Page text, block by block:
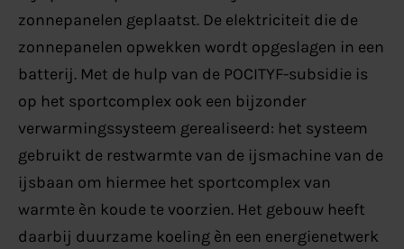
zonnepanelen geplaatst. De elektriciteit die de
zonnepanelen opwekken wordt opgeslagen in een
batterij. Met de hulp van de POCITYF-subsidie is
op het sportcomplex ook een bijzonder
verwarmingssysteem gerealiseerd: het systeem
gebruikt de restwarmte van de ijsmachine van de
ijsbaan om hiermee het sportcomplex van
warmte èn koude te voorzien. Het gebouw heeft
daarbij duurzame koeling èn een energienetwerk